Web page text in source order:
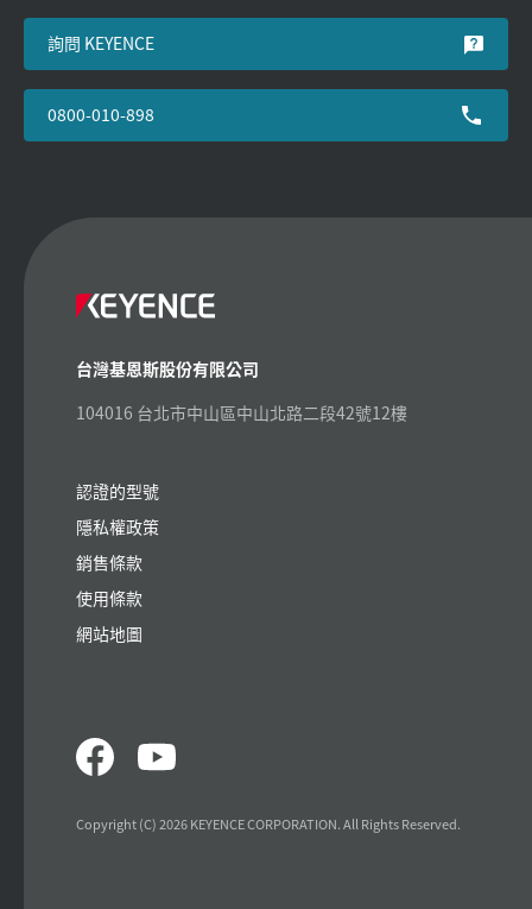
詢問 KEYENCE
0800-010-898
台灣基恩斯股份有限公司
104016 台北市中山區中山北路二段42號12樓
認證的型號
隱私權政策
銷售條款
使用條款
網站地圖
Copyright (C) 2026 KEYENCE CORPORATION. All Rights Reserved.